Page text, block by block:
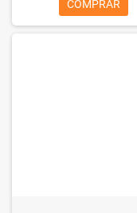
COMPRAR